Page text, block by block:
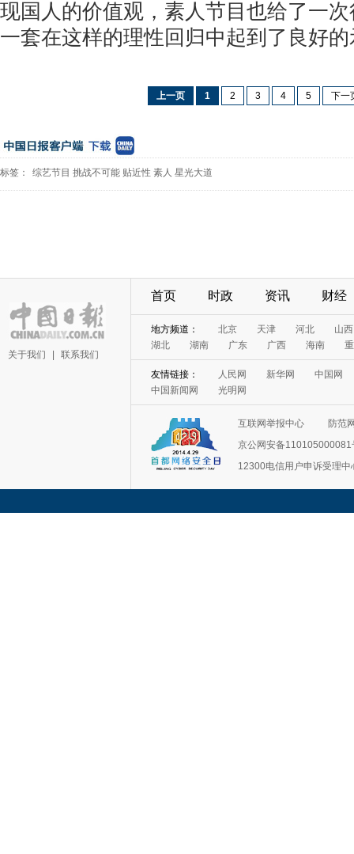
现国人的价值观，素人节目也给了一
一套在这样的理性回归中起到了良好
上一页 1 2 3 4 5 下一
标签： 综艺节目 挑战不可能 贴近性 素人 星光大道
关于我们 联系我们
首页 时政 资讯 财经
地方频道： 北京 天津 河北
山西
湖北
湖南 广东 广西 海南
友情链接： 人民网 新华网
中国网
中国新闻网
光明网
互联网举报中心
防范
京公网安备110105000081
12300电信用户申诉受理中